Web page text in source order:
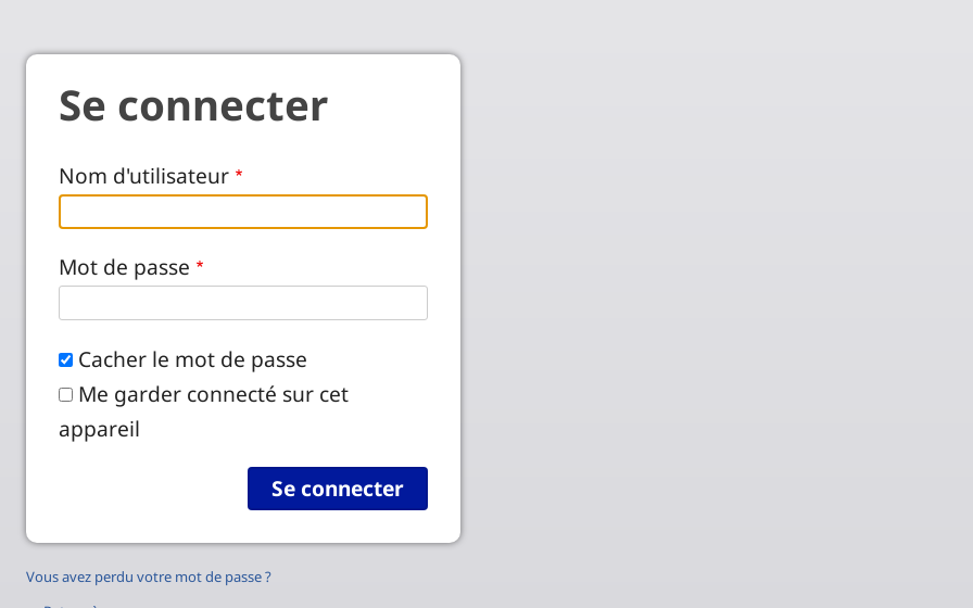
Se connecter
Nom d'utilisateur
Mot de passe
Cacher le mot de passe
Me garder connecté sur cet
appareil
Vous avez perdu votre mot de passe ?